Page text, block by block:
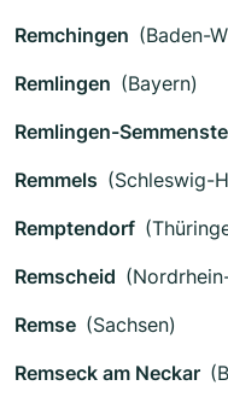
Remchingen (Baden-
Remlingen (Bayern)
Remlingen-
Remmels (Schleswig-
Remptendorf
Remscheid
Remse (Sachsen)
Remseck am Neckar